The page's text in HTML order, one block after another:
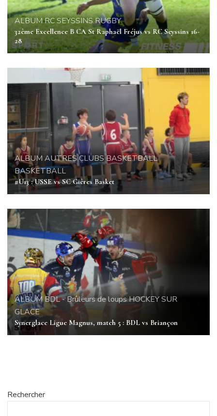
ALBUMRC SEYSSINS RUGBY
32ème Excellence B CA St Raphaël Fréjus vs RC Seyssins 16-
28
ALBUM AUTRES CLUBS BASKETBALL
BASKETBALL
#U13 : USSE vs SC Gières Basket
ALBUMBDL - Brûleurs de loupsHOCKEY SUR
GLACE
Synerglace Ligue Magnus, match 5 : BDL vs Briançon
Rechercher